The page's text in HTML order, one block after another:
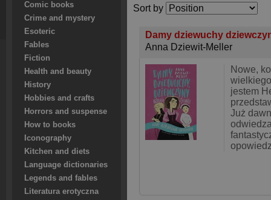
Comic books
Crime and mystery
Esoteric
Fables
Fiction
Health and beauty
History
Hobbies and crafts
Horrors and suspense
How to books
Iconography
Kitchen and diets
Language dictionaries
Legends and fables
Literatura erotyczna
Sort by
Damy dziewuchy
Anna Dziewit-Meller
Nowe,
jestem
Już